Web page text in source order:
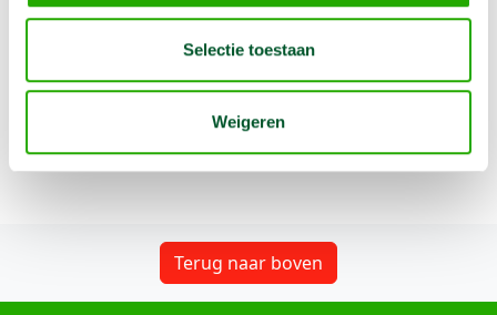
Selectie toestaan
Weigeren
/1 week Excl. BTW
verlengingen verlengd worden.
Meer informatie
Terug naar boven